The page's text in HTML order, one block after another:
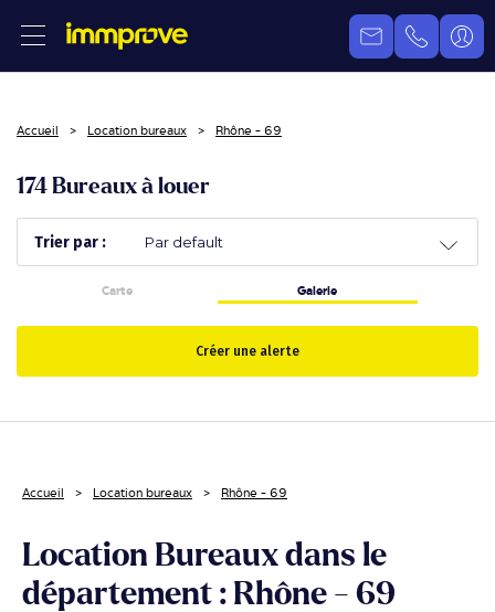
Accueil Location bureaux Rhône - 69
174 Bureaux à louer
Trier par :
Carte Galerie
Créer une alerte
Accueil Location bureaux Rhône - 69
Location Bureaux dans le
département : Rhône - 69